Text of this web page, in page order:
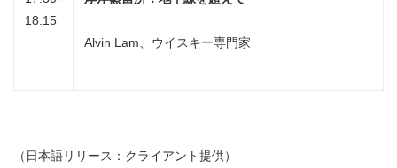
18:15
Alvin Lam、ウイスキー専門家
（日本語リリース：クライアント提供）
Japanese